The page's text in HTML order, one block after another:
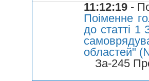
11:12:19 -
Поіменне
до статті 1
областей"
За-245